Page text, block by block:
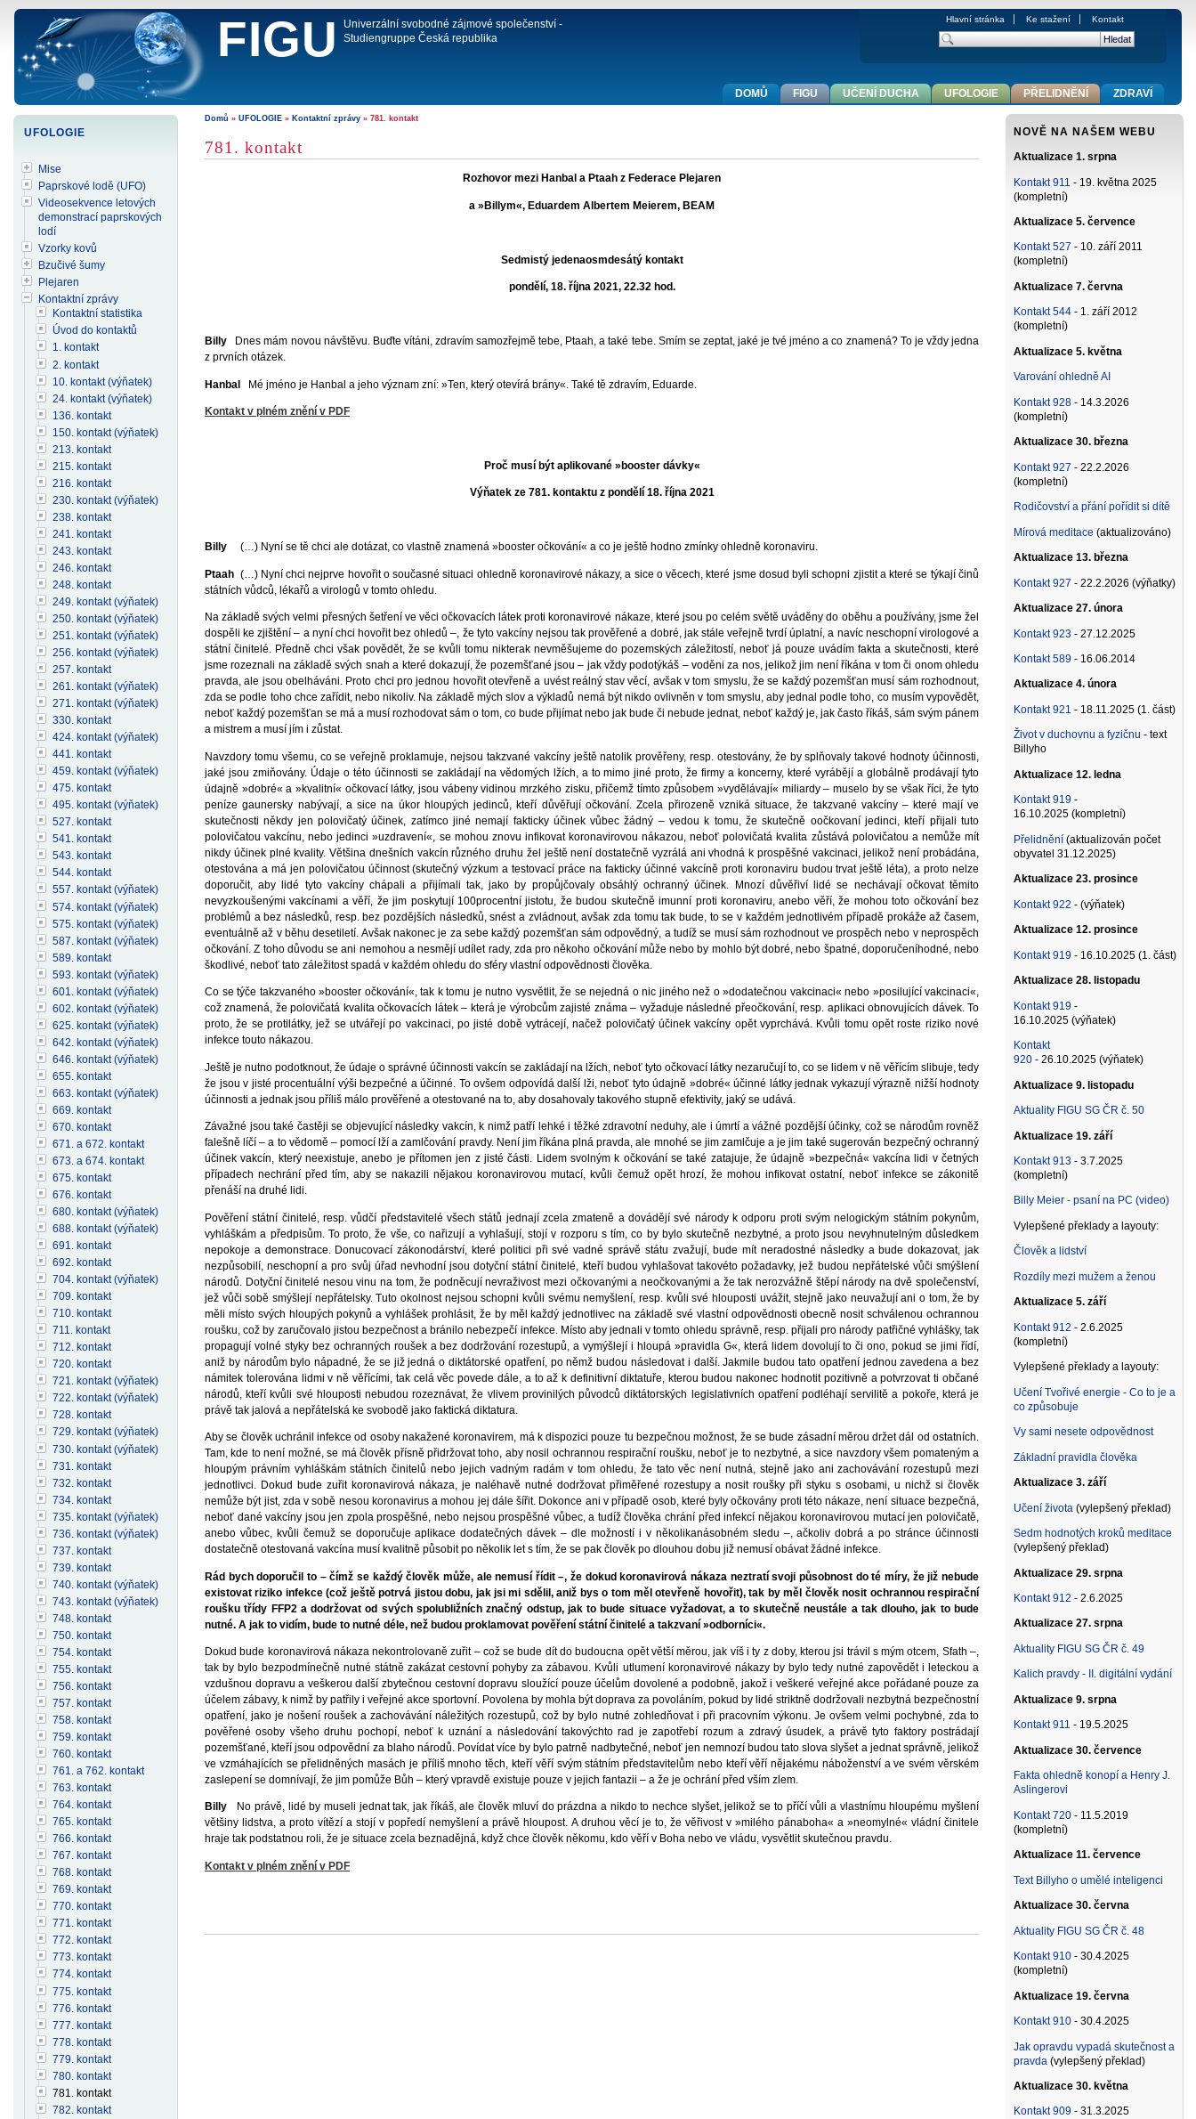
FIGU Univerzální svobodné zájmové společenství -
Studiengruppe Česká republika
Hlavní stránka Ke stažení Kontakt
Domů » UFOLOGIE » Kontaktní zprávy » 781. kontakt
781. kontakt
Rozhovor mezi Hanbal a Ptaah z Federace Plejaren
a »Billym«, Eduardem Albertem Meierem, BEAM
Sedmistý jedenaosmdesátý kontakt
pondělí, 18. října 2021, 22.32 hod.
Billy Dnes mám novou návštěvu. Buďte vítáni, zdravím samozřejmě tebe, Ptaah, a také tebe. Smím se zeptat, jaké je tvé jméno a co znamená? To je vždy jedna
z prvních otázek.
Hanbal Mé jméno je Hanbal a jeho význam zní: »Ten, který otevírá brány«. Také tě zdravím, Eduarde.
Kontakt v plném znění v PDF
Proč musí být aplikované »booster dávky«
Výňatek ze 781. kontaktu z pondělí 18. října 2021
Billy (…) Nyní se tě chci ale dotázat, co vlastně znamená »booster očkování« a co je ještě hodno zmínky ohledně koronaviru.
Ptaah (…) Nyní chci nejprve hovořit o současné situaci ohledně koronavirové nákazy, a sice o věcech, které jsme dosud byli schopni zjistit a které se týkají činů
státních vůdců, lékařů a virologů v tomto ohledu.
Na základě svých velmi přesných šetření ve věci očkovacích látek proti koronavirové nákaze, které jsou po celém světě uváděny do oběhu a používány, jsme žel
dospěli ke zjištění – a nyní chci hovořit bez ohledů –, že tyto vakcíny nejsou tak prověřené a dobré, jak stále veřejně tvrdí úplatní, a navíc neschopní virologové a
státní činitelé. Předně chci však povědět, že se kvůli tomu nikterak nevměšujeme do pozemských záležitostí, neboť já pouze uvádím fakta a skutečnosti, které
jsme rozeznali na základě svých snah a které dokazují, že pozemšťané jsou – jak vždy podotýkáš – voděni za nos, jelikož jim není říkána v tom či onom ohledu
pravda, ale jsou obelháváni. Proto chci pro jednou hovořit otevřeně a uvést reálný stav věcí, avšak v tom smyslu, že se každý pozemšťan musí sám rozhodnout,
zda se podle toho chce zařídit, nebo nikoliv. Na základě mých slov a výkladů nemá být nikdo ovlivněn v tom smyslu, aby jednal podle toho, co musím vypovědět,
neboť každý pozemšťan se má a musí rozhodovat sám o tom, co bude přijímat nebo jak bude či nebude jednat, neboť každý je, jak často říkáš, sám svým pánem
a mistrem a musí jím i zůstat.
Navzdory tomu všemu, co se veřejně proklamuje, nejsou takzvané vakcíny ještě natolik prověřeny, resp. otestovány, že by splňovaly takové hodnoty účinnosti,
jaké jsou zmiňovány. Údaje o této účinnosti se zakládají na vědomých lžích, a to mimo jiné proto, že firmy a koncerny, které vyrábějí a globálně prodávají tyto
údajně »dobré« a »kvalitní« očkovací látky, jsou vábeny vidinou mrzkého zisku, přičemž tímto způsobem »vydělávají« miliardy – muselo by se však říci, že tyto
peníze gaunersky nabývají, a sice na úkor hloupých jedinců, kteří důvěřují očkování. Zcela přirozeně vzniká situace, že takzvané vakcíny – které mají ve
skutečnosti někdy jen polovičatý účinek, zatímco jiné nemají fakticky účinek vůbec žádný – vedou k tomu, že skutečně oočkovaní jedinci, kteří přijali tuto
polovičatou vakcínu, nebo jedinci »uzdravení«, se mohou znovu infikovat koronavirovou nákazou, neboť polovičatá kvalita zůstává polovičatou a nemůže mít
nikdy účinek plné kvality. Většina dnešních vakcín různého druhu žel ještě není dostatečně vyzrálá ani vhodná k prospěšné vakcinaci, jelikož není probádána,
otestována a má jen polovičatou účinnost (skutečný výzkum a testovací práce na fakticky účinné vakcíně proti koronaviru budou trvat ještě léta), a proto nelze
doporučit, aby lidé tyto vakcíny chápali a přijímali tak, jako by propůjčovaly obsáhlý ochranný účinek. Mnozí důvěřiví lidé se nechávají očkovat těmito
nevyzkoušenými vakcínami a věří, že jim poskytují 100procentní jistotu, že budou skutečně imunní proti koronaviru, anebo věří, že mohou toto očkování bez
problémů a bez následků, resp. bez pozdějších následků, snést a zvládnout, avšak zda tomu tak bude, to se v každém jednotlivém případě prokáže až časem,
eventuálně až v běhu desetiletí. Avšak nakonec je za sebe každý pozemšťan sám odpovědný, a tudíž se musí sám rozhodnout ve prospěch nebo v neprospěch
očkování. Z toho důvodu se ani nemohou a nesmějí udílet rady, zda pro někoho očkování může nebo by mohlo být dobré, nebo špatné, doporučeníhodné, nebo
škodlivé, neboť tato záležitost spadá v každém ohledu do sféry vlastní odpovědnosti člověka.
Co se týče takzvaného »booster očkování«, tak k tomu je nutno vysvětlit, že se nejedná o nic jiného než o »dodatečnou vakcinaci« nebo »posilující vakcinaci«,
což znamená, že polovičatá kvalita očkovacích látek – která je výrobcům zajisté známa – vyžaduje následné přeočkování, resp. aplikaci obnovujících dávek. To
proto, že se protilátky, jež se utvářejí po vakcinaci, po jisté době vytrácejí, načež polovičatý účinek vakcíny opět vyprchává. Kvůli tomu opět roste riziko nové
infekce touto nákazou.
Ještě je nutno podotknout, že údaje o správné účinnosti vakcín se zakládají na lžích, neboť tyto očkovací látky nezaručují to, co se lidem v ně věřícím slibuje, tedy
že jsou v jisté procentuální výši bezpečné a účinné. To ovšem odpovídá další lži, neboť tyto údajně »dobré« účinné látky jednak vykazují výrazně nižší hodnoty
účinnosti a jednak jsou příliš málo prověřené a otestované na to, aby dosahovaly takového stupně efektivity, jaký se udává.
Závažné jsou také častěji se objevující následky vakcín, k nimž patří lehké i těžké zdravotní neduhy, ale i úmrtí a vážné pozdější účinky, což se národům rovněž
falešně líčí – a to vědomě – pomocí lží a zamlčování pravdy. Není jim říkána plná pravda, ale mnohé se jim zamlčuje a je jim také sugerován bezpečný ochranný
účinek vakcín, který neexistuje, anebo je přítomen jen z jisté části. Lidem svolným k očkování se také zatajuje, že údajně »bezpečná« vakcína lidi v četných
případech nechrání před tím, aby se nakazili nějakou koronavirovou mutací, kvůli čemuž opět hrozí, že mohou infikovat ostatní, neboť infekce se zákonitě
přenáší na druhé lidi.
Pověření státní činitelé, resp. vůdčí představitelé všech států jednají zcela zmateně a dovádějí své národy k odporu proti svým nelogickým státním pokynům,
vyhláškám a předpisům. To proto, že vše, co nařizují a vyhlašují, stojí v rozporu s tím, co by bylo skutečně nezbytné, a proto jsou nevyhnutelným důsledkem
nepokoje a demonstrace. Donucovací zákonodárství, které politici při své vadné správě státu zvažují, bude mít neradostné následky a bude dokazovat, jak
nezpůsobilí, neschopní a pro svůj úřad nevhodní jsou dotyční státní činitelé, kteří budou vyhlašovat takovéto požadavky, jež budou nepřátelské vůči smýšlení
národů. Dotyční činitelé nesou vinu na tom, že podněcují nevraživost mezi očkovanými a neočkovanými a že tak nerozvážně štěpí národy na dvě společenství,
jež vůči sobě smýšlejí nepřátelsky. Tuto okolnost nejsou schopni kvůli svému nemyšlení, resp. kvůli své hlouposti uvážit, stejně jako neuvažují ani o tom, že by
měli místo svých hloupých pokynů a vyhlášek prohlásit, že by měl každý jednotlivec na základě své vlastní odpovědnosti obecně nosit schválenou ochrannou
roušku, což by zaručovalo jistou bezpečnost a bránilo nebezpečí infekce. Místo aby jednali v tomto ohledu správně, resp. přijali pro národy patřičné vyhlášky, tak
propagují volné styky bez ochranných roušek a bez dodržování rozestupů, a vymýšlejí i hloupá »pravidla G«, která lidem dovolují to či ono, pokud se jimi řídí,
aniž by národům bylo nápadné, že se již jedná o diktátorské opatření, po němž budou následovat i další. Jakmile budou tato opatření jednou zavedena a bez
námitek tolerována lidmi v ně věřícími, tak celá věc povede dále, a to až k definitivní diktatuře, kterou budou nakonec hodnotit pozitivně a potvrzovat ti občané
národů, kteří kvůli své hlouposti nebudou rozeznávat, že vlivem provinilých původců diktátorských legislativních opatření podléhají servilitě a pokoře, která je
právě tak jalová a nepřátelská ke svobodě jako faktická diktatura.
Aby se člověk uchránil infekce od osoby nakažené koronavirem, má k dispozici pouze tu bezpečnou možnost, že se bude zásadní měrou držet dál od ostatních.
Tam, kde to není možné, se má člověk přísně přidržovat toho, aby nosil ochrannou respirační roušku, neboť je to nezbytné, a sice navzdory všem pomateným a
hloupým právním vyhláškám státních činitelů nebo jejich vadným radám v tom ohledu, že tato věc není nutná, stejně jako ani zachovávání rozestupů mezi
jednotlivci. Dokud bude zuřit koronavirová nákaza, je naléhavě nutné dodržovat přiměřené rozestupy a nosit roušky při styku s osobami, u nichž si člověk
nemůže být jist, zda v sobě nesou koronavirus a mohou jej dále šířit. Dokonce ani v případě osob, které byly očkovány proti této nákaze, není situace bezpečná,
neboť dané vakcíny jsou jen zpola prospěšné, nebo nejsou prospěšné vůbec, a tudíž člověka chrání před infekcí nějakou koronavirovou mutací jen polovičatě,
anebo vůbec, kvůli čemuž se doporučuje aplikace dodatečných dávek – dle možností i v několikanásobném sledu –, ačkoliv dobrá a po stránce účinnosti
dostatečně otestovaná vakcína musí kvalitně působit po několik let s tím, že se pak člověk po dlouhou dobu již nemusí obávat žádné infekce.
Rád bych doporučil to – čímž se každý člověk může, ale nemusí řídit –, že dokud koronavirová nákaza neztratí svoji působnost do té míry, že již nebude
existovat riziko infekce (což ještě potrvá jistou dobu, jak jsi mi sdělil, aniž bys o tom měl otevřeně hovořit), tak by měl člověk nosit ochrannou respirační
roušku třídy FFP2 a dodržovat od svých spolubližních značný odstup, jak to bude situace vyžadovat, a to skutečně neustále a tak dlouho, jak to bude
nutné. A jak to vidím, bude to nutné déle, než budou proklamovat pověření státní činitelé a takzvaní »odborníci«.
Dokud bude koronavirová nákaza nekontrolovaně zuřit – což se bude dít do budoucna opět větší měrou, jak víš i ty z doby, kterou jsi trávil s mým otcem, Sfath –,
tak by bylo bezpodmínečně nutné státně zakázat cestovní pohyby za zábavou. Kvůli utlumení koronavirové nákazy by bylo tedy nutné zapovědět i leteckou a
vzdušnou dopravu a veškerou další zbytečnou cestovní dopravu sloužící pouze účelům dovolené a podobně, jakož i veškeré veřejné akce pořádané pouze za
účelem zábavy, k nimž by patřily i veřejné akce sportovní. Povolena by mohla být doprava za povoláním, pokud by lidé striktně dodržovali nezbytná bezpečnostní
opatření, jako je nošení roušek a zachovávání náležitých rozestupů, což by bylo nutné zohledňovat i při pracovním výkonu. Je ovšem velmi pochybné, zda to
pověřené osoby všeho druhu pochopí, neboť k uznání a následování takovýchto rad je zapotřebí rozum a zdravý úsudek, a právě tyto faktory postrádají
pozemšťané, kteří jsou odpovědní za blaho národů. Povídat více by bylo patrně nadbytečné, neboť jen nemnozí budou tato slova slyšet a jednat správně, jelikož
ve vzmáhajících se přelidněných masách je příliš mnoho těch, kteří věří svým státním představitelům nebo kteří věří nějakému náboženství a ve svém věrském
zaslepení se domnívají, že jim pomůže Bůh – který vpravdě existuje pouze v jejich fantazii – a že je ochrání před vším zlem.
Billy No právě, lidé by museli jednat tak, jak říkáš, ale člověk mluví do prázdna a nikdo to nechce slyšet, jelikož se to příčí vůli a vlastnímu hloupému myšlení
většiny lidstva, a proto vítězí a stojí v popředí nemyšlení a právě hloupost. A druhou věcí je to, že věřivost v »milého pánaboha« a »neomylné« vládní činitele
hraje tak podstatnou roli, že je situace zcela beznadějná, když chce člověk někomu, kdo věří v Boha nebo ve vládu, vysvětlit skutečnou pravdu.
Kontakt v plném znění v PDF
DOMŮ FIGU UČENÍ DUCHA UFOLOGIE PŘELIDNĚNÍ ZDRAVÍ
UFOLOGIE
Mise
Paprskové lodě (UFO)
Videosekvence letových
demonstrací paprskových
lodí
Vzorky kovů
Bzučivé šumy
Plejaren
Kontaktní zprávy
Kontaktní statistika
Úvod do kontaktů
1. kontakt
2. kontakt
10. kontakt (výňatek)
24. kontakt (výňatek)
136. kontakt
150. kontakt (výňatek)
213. kontakt
215. kontakt
216. kontakt
230. kontakt (výňatek)
238. kontakt
241. kontakt
243. kontakt
246. kontakt
248. kontakt
249. kontakt (výňatek)
250. kontakt (výňatek)
251. kontakt (výňatek)
256. kontakt (výňatek)
257. kontakt
261. kontakt (výňatek)
271. kontakt (výňatek)
330. kontakt
424. kontakt (výňatek)
441. kontakt
459. kontakt (výňatek)
475. kontakt
495. kontakt (výňatek)
527. kontakt
541. kontakt
543. kontakt
544. kontakt
557. kontakt (výňatek)
574. kontakt (výňatek)
575. kontakt (výňatek)
587. kontakt (výňatek)
589. kontakt
593. kontakt (výňatek)
601. kontakt (výňatek)
602. kontakt (výňatek)
625. kontakt (výňatek)
642. kontakt (výňatek)
646. kontakt (výňatek)
655. kontakt
663. kontakt (výňatek)
669. kontakt
670. kontakt
671. a 672. kontakt
673. a 674. kontakt
675. kontakt
676. kontakt
680. kontakt (výňatek)
688. kontakt (výňatek)
691. kontakt
692. kontakt
704. kontakt (výňatek)
709. kontakt
710. kontakt
711. kontakt
712. kontakt
720. kontakt
721. kontakt (výňatek)
722. kontakt (výňatek)
728. kontakt
729. kontakt (výňatek)
730. kontakt (výňatek)
731. kontakt
732. kontakt
734. kontakt
735. kontakt (výňatek)
736. kontakt (výňatek)
737. kontakt
739. kontakt
740. kontakt (výňatek)
743. kontakt (výňatek)
748. kontakt
750. kontakt
754. kontakt
755. kontakt
756. kontakt
757. kontakt
758. kontakt
759. kontakt
760. kontakt
761. a 762. kontakt
763. kontakt
764. kontakt
765. kontakt
766. kontakt
767. kontakt
768. kontakt
769. kontakt
770. kontakt
771. kontakt
772. kontakt
773. kontakt
774. kontakt
775. kontakt
776. kontakt
777. kontakt
778. kontakt
779. kontakt
780. kontakt
781. kontakt
782. kontakt
NOVĚ NA NAŠEM WEBU
Aktualizace 1. srpna
Kontakt 911 - 19. května 2025
(kompletní)
Aktualizace 5. července
Kontakt 527 - 10. září 2011
(kompletní)
Aktualizace 7. června
Kontakt 544- 1. září 2012
(kompletní)
Aktualizace 5. května
Varování ohledně AI
Kontakt 928- 14.3.2026
(kompletní)
Aktualizace 30. března
Kontakt 927 - 22.2.2026
(kompletní)
Rodičovství a přání pořídit si dítě
Mírová meditace (aktualizováno)
Aktualizace 13. března
Kontakt 927 - 22.2.2026 (výňatky)
Aktualizace 27. února
Kontakt 923- 27.12.2025
Kontakt 589- 16.06.2014
Aktualizace 4. února
Kontakt 921 - 18.11.2025 (1. část)
Život v duchovnu a fyzičnu - text
Billyho
Aktualizace 12. ledna
Kontakt 919 -
16.10.2025 (kompletní)
Přelidnění (aktualizován počet
obyvatel 31.12.2025)
Aktualizace 23. prosince
Kontakt 922 - (výňatek)
Aktualizace 12. prosince
Kontakt 919 - 16.10.2025 (1. část)
Aktualizace 28. listopadu
Kontakt 919 -
16.10.2025 (výňatek)
Kontakt
920 - 26.10.2025 (výňatek)
Aktualizace 9. listopadu
Aktuality FIGU SG ČR č. 50
Aktualizace 19. září
Kontakt 913- 3.7.2025
(kompletní)
Billy Meier - psaní na PC (video)
Vylepšené překlady a layouty:
Člověk a lidství
Rozdíly mezi mužem a ženou
Aktualizace 5. září
Kontakt 912 - 2.6.2025
(kompletní)
Vylepšené překlady a layouty:
Učení Tvořivé energie - Co to je a
co způsobuje
Vy sami nesete odpovědnost
Základní pravidla člověka
Aktualizace 3. září
Učení života (vylepšený překlad)
Sedm hodnotých kroků meditace
(vylepšený překlad)
Aktualizace 29. srpna
Kontakt 912 - 2.6.2025
Aktualizace 27. srpna
Aktuality FIGU SG ČR č. 49
Kalich pravdy - II. digitální vydání
Aktualizace 9. srpna
Kontakt 911 - 19.5.2025
Aktualizace 30. července
Fakta ohledně konopí a Henry J.
Aslingerovi
Kontakt 720- 11.5.2019
(kompletní)
Aktualizace 11. července
Text Billyho o umělé inteligenci
Aktualizace 30. června
Aktuality FIGU SG ČR č. 48
Kontakt 910- 30.4.2025
(kompletní)
Aktualizace 19. června
Kontakt 910- 30.4.2025
Jak opravdu vypadá skutečnost a
pravda (vylepšený překlad)
Aktualizace 30. května
Kontakt 909- 31.3.2025